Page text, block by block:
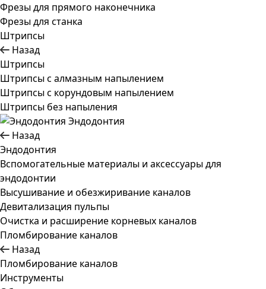
Фрезы для прямого наконечника
Фрезы для станка
Штрипсы
Назад
Штрипсы
Штрипсы c алмазным напылением
Штрипсы c корундовым напылением
Штрипсы без напыления
Эндодонтия
Назад
Эндодонтия
Вспомогательные материалы и аксессуары для
эндодонтии
Высушивание и обезжиривание каналов
Девитализация пульпы
Очистка и расширение корневых каналов
Пломбирование каналов
Назад
Пломбирование каналов
Инструменты